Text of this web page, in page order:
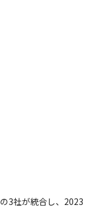
3社が統合し、2023